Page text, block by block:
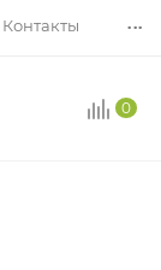
Контакты ...
0